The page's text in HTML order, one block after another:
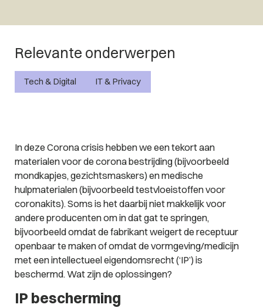
Relevante onderwerpen
Tech & Digital IT & Privacy
In deze Corona crisis hebben we een tekort aan
materialen voor de corona bestrijding (bijvoorbeeld
mondkapjes, gezichtsmaskers) en medische
hulpmaterialen (bijvoorbeeld testvloeistoffen voor
coronakits). Soms is het daarbij niet makkelijk voor
andere producenten om in dat gat te springen,
bijvoorbeeld omdat de fabrikant weigert de receptuur
openbaar te maken of omdat de vormgeving/medicijn
met een intellectueel eigendomsrecht (‘IP’) is
beschermd. Wat zijn de oplossingen?
IP bescherming